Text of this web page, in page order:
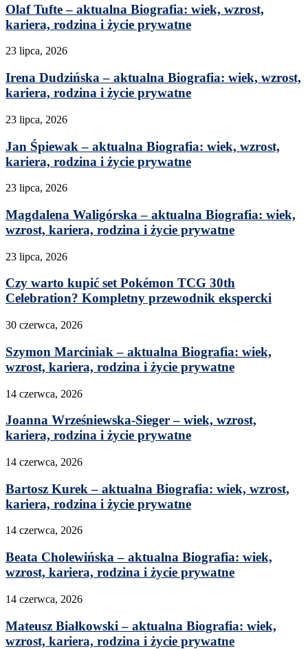
Olaf Tufte – aktualna Biografia: wiek, wzrost,
kariera, rodzina i życie prywatne
23 lipca, 2026
Irena Dudzińska – aktualna Biografia: wiek, wzrost,
kariera, rodzina i życie prywatne
23 lipca, 2026
Jan Śpiewak – aktualna Biografia: wiek, wzrost,
kariera, rodzina i życie prywatne
23 lipca, 2026
Magdalena Waligórska – aktualna Biografia: wiek,
wzrost, kariera, rodzina i życie prywatne
23 lipca, 2026
Czy warto kupić set Pokémon TCG 30th
Celebration? Kompletny przewodnik ekspercki
30 czerwca, 2026
Szymon Marciniak – aktualna Biografia: wiek,
wzrost, kariera, rodzina i życie prywatne
14 czerwca, 2026
Joanna Wrześniewska-Sieger – wiek, wzrost,
kariera, rodzina i życie prywatne
14 czerwca, 2026
Bartosz Kurek – aktualna Biografia: wiek, wzrost,
kariera, rodzina i życie prywatne
14 czerwca, 2026
Beata Cholewińska – aktualna Biografia: wiek,
wzrost, kariera, rodzina i życie prywatne
14 czerwca, 2026
Mateusz Białkowski – aktualna Biografia: wiek,
wzrost, kariera, rodzina i życie prywatne